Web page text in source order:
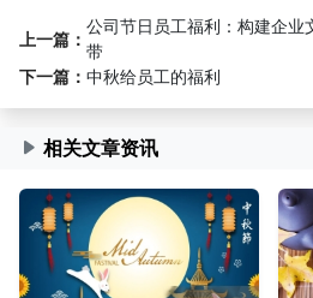
上一篇：
公司节日员工福利：构建企业
带
下一篇： 中秋给员工的福利
相关文章资讯